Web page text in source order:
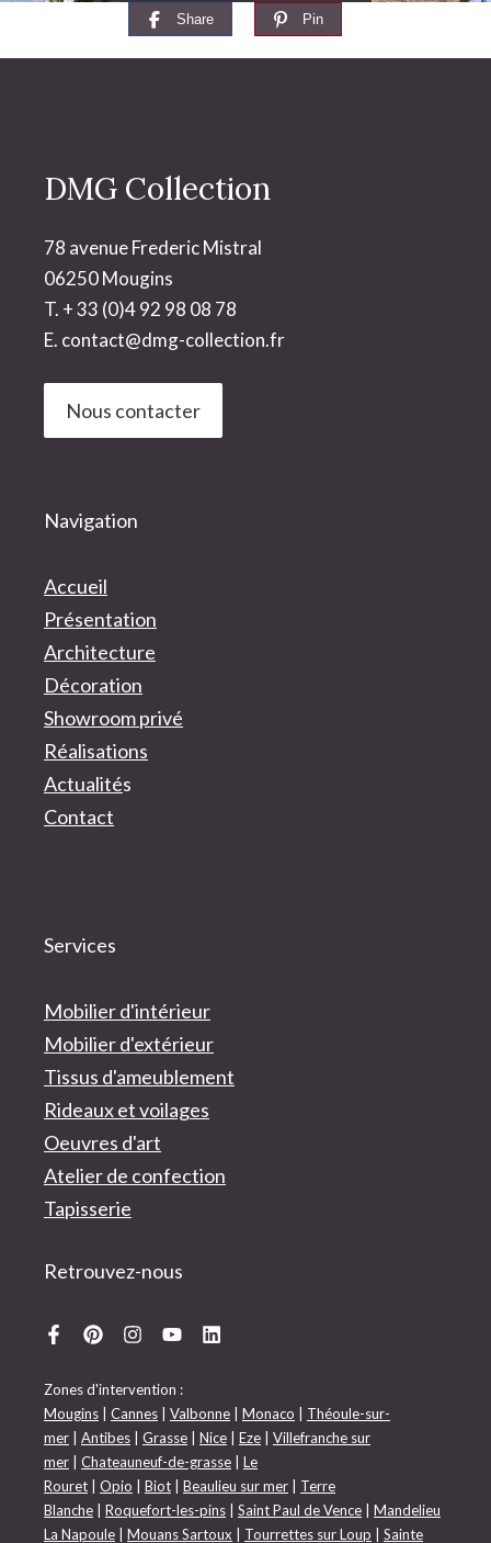
Share Pin
DMG Collection
78 avenue Frederic Mistral
06250 Mougins
T. + 33 (0)4 92 98 08 78
E. contact@dmg-collection.fr
Nous contacter
Navigation
Accueil
Présentation
Architecture
Décoration
Showroom privé
Réalisations
Actualités
Contact
Services
Mobilier d'intérieur
Mobilier d'extérieur
Tissus d'ameublement
Rideaux et voilages
Oeuvres d'art
Atelier de confection
Tapisserie
Retrouvez-nous
Zones d'intervention :
Mougins
Cannes Valbonne Monaco
Théoule-sur-
mer
Antibes Grasse Nice Eze
Villefranche sur
mer
Chateauneuf-de-grasse
Le
Rouret
Opio Biot Beaulieu sur mer
Terre
Blanche
Roquefort-les-pins Saint Paul de Vence
Mandelieu
La Napoule
Mouans Sartoux Tourrettes sur Loup Sainte